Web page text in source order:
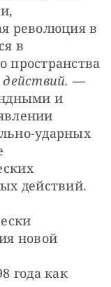
революция в
в
пространства
и
ударных
действий.
новой
года как